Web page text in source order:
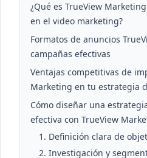
¿Qué es TrueView
en el video marketing?
Formatos de anuncios
campañas efectivas
Ventajas competitivas de
Marketing en tu estrategia
Cómo diseñar una
efectiva con TrueView
1. Definición clara de
2. Investigación y